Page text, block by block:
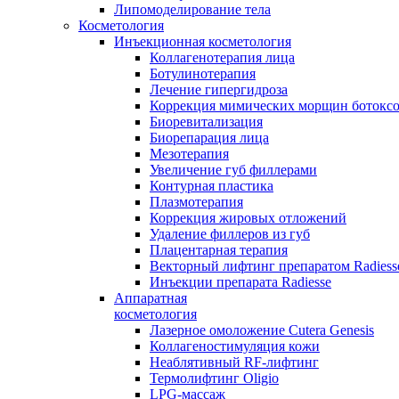
Липомоделирование тела
Косметология
Инъекционная косметология
Коллагенотерапия лица
Ботулинотерапия
Лечение гипергидроза
Коррекция мимических морщин
Биоревитализация
Биорепарация лица
Мезотерапия
Увеличение губ филлерами
Контурная пластика
Плазмотерапия
Коррекция жировых отложений
Удаление филлеров из губ
Плацентарная терапия
Векторный лифтинг препаратом
Инъекции препарата Radiesse
Аппаратная
косметология
Лазерное омоложение Cutera Genesis
Коллагеностимуляция кожи
Неаблятивный RF-лифтинг
Термолифтинг Oligio
LPG-массаж